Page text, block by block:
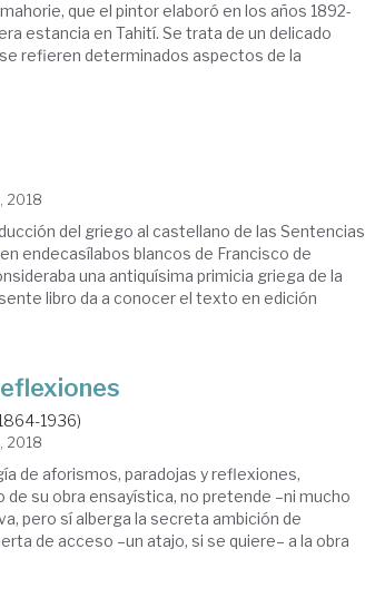
que el pintor elaboró en los años 1892-
estancia en Tahití. Se trata de un delicado
refieren determinados aspectos de la
2018
del griego al castellano de las Sentencias
endecasílabos blancos de Francisco de
una antiquísima primicia griega de la
libro da a conocer el texto en edición
1936)
2018
de aforismos, paradojas y reflexiones,
de su obra ensayística, no pretende –ni mucho
pero sí alberga la secreta ambición de
de acceso –un atajo, si se quiere– a la obra